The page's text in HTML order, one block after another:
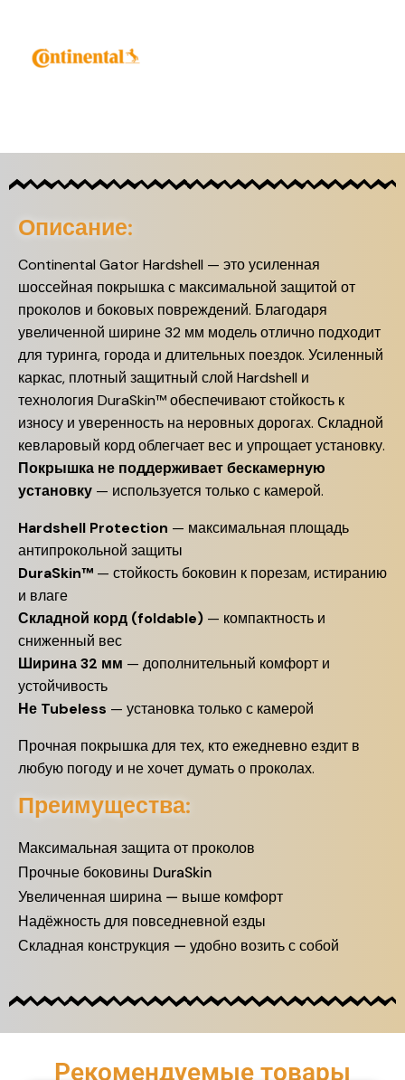
Описание:
Continental Gator Hardshell — это усиленная
шоссейная покрышка с максимальной защитой от
проколов и боковых повреждений. Благодаря
увеличенной ширине 32 мм модель отлично подходит
для туринга, города и длительных поездок. Усиленный
каркас, плотный защитный слой Hardshell и
технология DuraSkin™ обеспечивают стойкость к
износу и уверенность на неровных дорогах. Складной
кевларовый корд облегчает вес и упрощает установку.
Покрышка не поддерживает бескамерную
установку — используется только с камерой.
Hardshell Protection — максимальная площадь
антипрокольной защиты
DuraSkin™ — стойкость боковин к порезам, истиранию
и влаге
Складной корд (foldable) — компактность и
сниженный вес
Ширина 32 мм — дополнительный комфорт и
устойчивость
Не Tubeless — установка только с камерой
Прочная покрышка для тех, кто ежедневно ездит в
любую погоду и не хочет думать о проколах.
Преимущества:
Максимальная защита от проколов
Прочные боковины DuraSkin
Увеличенная ширина — выше комфорт
Надёжность для повседневной езды
Складная конструкция — удобно возить с собой
Рекомендуемые товары